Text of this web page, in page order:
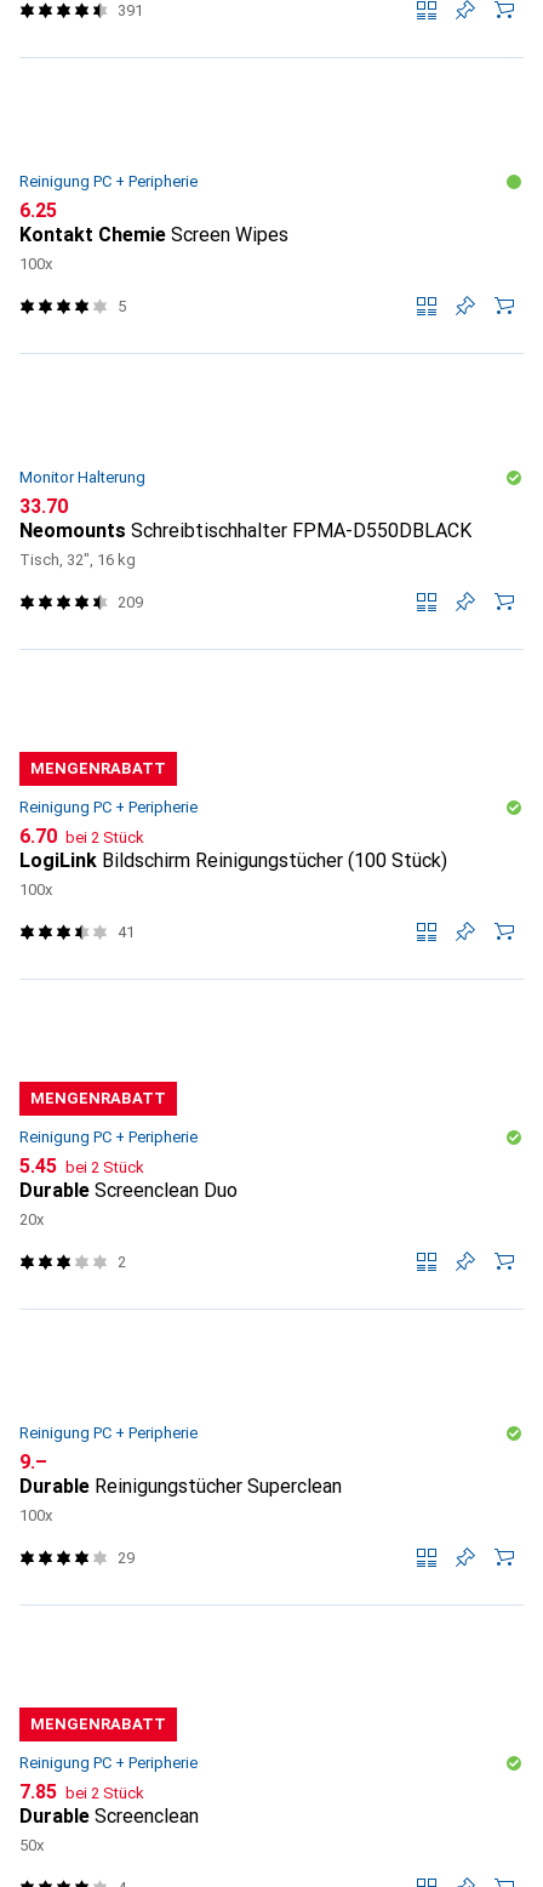
391
Reinigung PC + Peripherie
CHF
6.25
Kontakt Chemie Screen Wipes
100x
5
Monitor Halterung
CHF
33.70
Neomounts Schreibtischhalter FPMA-D550DBLACK
Tisch, 32", 16 kg
209
MENGENRABATT
Reinigung PC + Peripherie
CHF
6.70 bei 2 Stück
LogiLink Bildschirm Reinigungstücher (100 Stück)
100x
41
MENGENRABATT
Reinigung PC + Peripherie
CHF
5.45 bei 2 Stück
Durable Screenclean Duo
20x
2
Reinigung PC + Peripherie
CHF
9.–
Durable Reinigungstücher Superclean
100x
29
MENGENRABATT
Reinigung PC + Peripherie
CHF
7.85 bei 2 Stück
Durable Screenclean
50x